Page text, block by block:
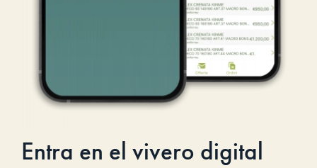
Entra en el vivero digital